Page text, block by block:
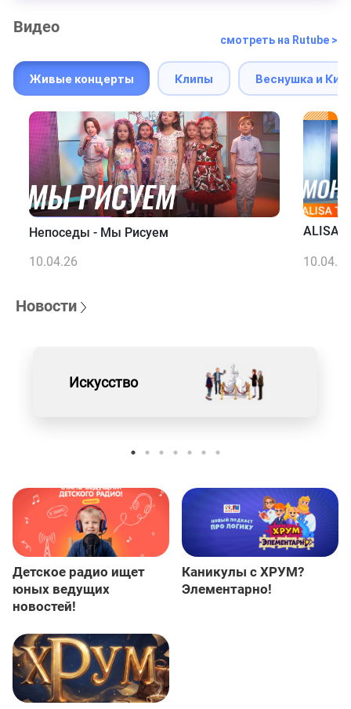
Видео
смотреть на Rutube >
Живые концерты Клипы Веснушка и
Непоседы - Мы Рисуем
10.04.26
ALISA
10.04.26
Новости
Искусство
Детское радио ищет
юных ведущих
новостей!
Каникулы с ХРУМ?
Элементарно!